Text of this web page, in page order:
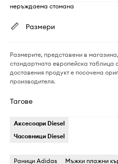
неръждаема стомана
Размери
Размерите, представени в
стандартната европейска таблица
доставения продукт е посочена
производителя.
Тагове
Аксесоари Diesel
Часовници Diesel
Раници Adidas Мъжки плажни